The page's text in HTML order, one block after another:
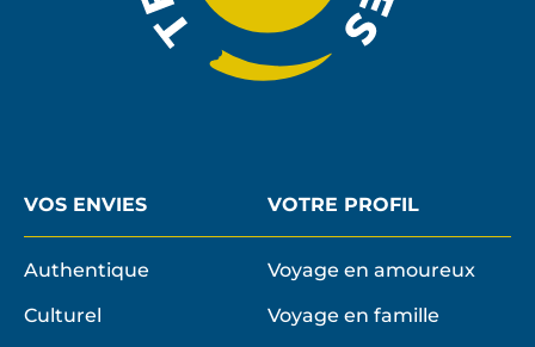
VOS ENVIES
Authentique
Culturel
VOTRE PROFIL
Voyage en amoureux
Voyage en famille